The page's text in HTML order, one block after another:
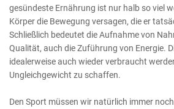
gesündeste Ernährung ist nur halb so viel
Körper die Bewegung versagen, die er
Schließlich bedeutet die Aufnahme von
Qualität, auch die Zuführung von Energie.
idealerweise auch wieder verbraucht
Ungleichgewicht zu schaffen.
Den Sport müssen wir natürlich immer